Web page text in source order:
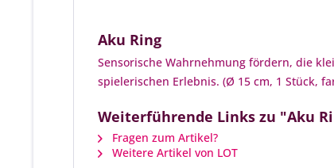
Aku Ring
Sensorische Wahrnehmung fördern, die
spielerischen Erlebnis. (Ø 15 cm, 1 Stück,
Weiterführende Links zu "Aku
Fragen zum Artikel?
Weitere Artikel von LOT